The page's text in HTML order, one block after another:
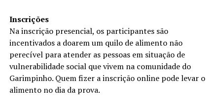
Inscrições
Na inscrição presencial, os participantes são
incentivados a doarem um quilo de alimento não
perecível para atender as pessoas em situação de
vulnerabilidade social que vivem na comunidade do
Garimpinho. Quem fizer a inscrição online pode levar o
alimento no dia da prova.